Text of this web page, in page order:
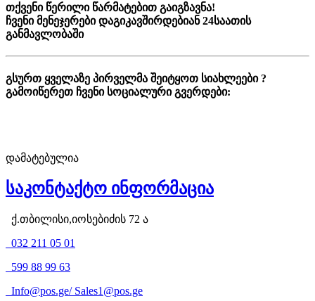
თქვენი წერილი წარმატებით გაიგზავნა!
ჩვენი მენეჯერები დაგიკავშირდებიან 24საათის
განმავლობაში
გსურთ ყველაზე პირველმა შეიტყოთ სიახლეები ?
გამოიწერეთ ჩვენი სოციალური გვერდები:
დამატებულია
საკონტაქტო ინფორმაცია
ქ.თბილისი,იოსებიძის 72 ა
032 211 05 01
599 88 99 63
Info@pos.ge/ Sales1@pos.ge